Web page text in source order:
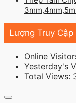
Lượng Truy Cập
Online
Yesterday's
Total Views: